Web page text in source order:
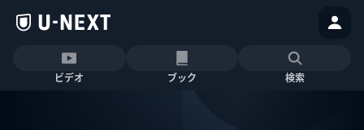
ビデオ ブック 検索